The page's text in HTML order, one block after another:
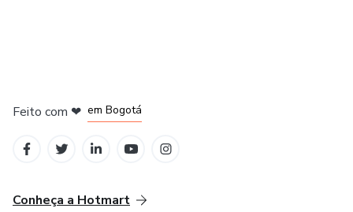
Feito com ❤ em Bogotá
Conheça a Hotmart